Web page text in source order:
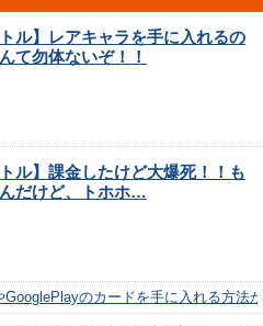
トル】レアキャラを手に入れるの
て勿体ないぞ！！
トル】課金したけど大爆死！！も
だけど、トホホ…
GooglePlayのカードを手に入れる方法